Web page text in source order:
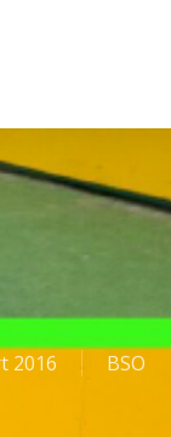
2016 BSO